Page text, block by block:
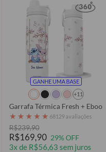
Classical Rose
GANHE UMA BASE
+11
Garrafa Térmica Fresh +
★ ★ ★ ★ ★ 68129 avaliações
R$239,90
R$169,90 29% OFF
3x de R$56,63 sem juros